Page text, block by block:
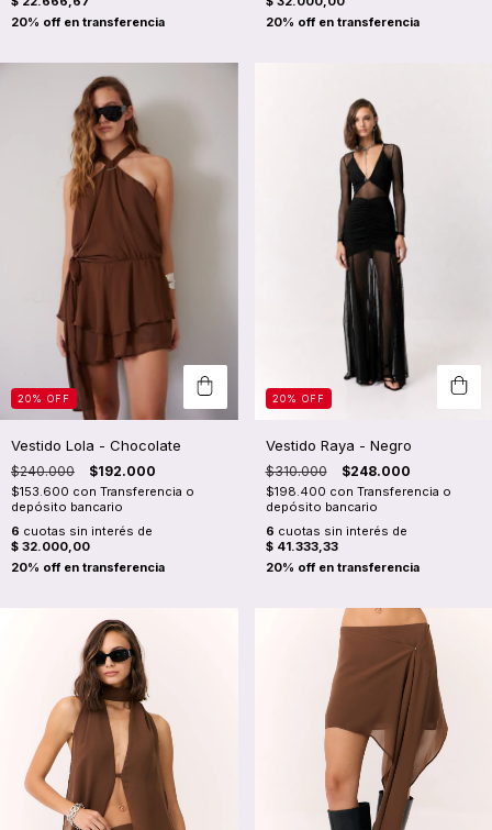
20% OFF
Vestido Lola - Chocolate
$240.000 $192.000
$153.600 con Transferencia o
depósito bancario
6 cuotas sin interés de
$ 32.000,00
20% OFF
Vestido Raya - Negro
$310.000 $248.000
$198.400 con Transferencia o
depósito bancario
6 cuotas sin interés de
$ 41.333,33